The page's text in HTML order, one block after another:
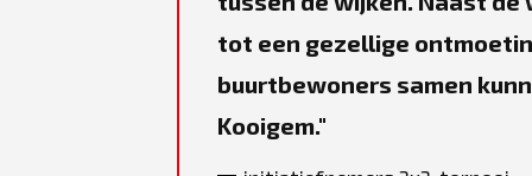
tot een gezellige
buurtbewoners samen
Kooigem.